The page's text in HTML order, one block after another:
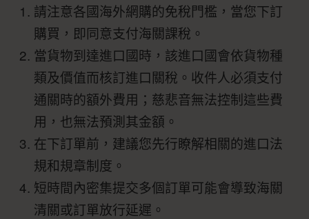
請注意各國海外網購的免稅門檻，當您下訂
購買，即同意支付海關課稅。
當貨物到達進口國時，該進口國會依貨物種
類及價值而核訂進口關稅。收件人必須支付
通關時的額外費用；慈悲音無法控制這些費
用，也無法預測其金額。
在下訂單前，建議您先行瞭解相關的進口法
規和規章制度。
短時間內密集提交多個訂單可能會導致海關
清關或訂單放行延遲。